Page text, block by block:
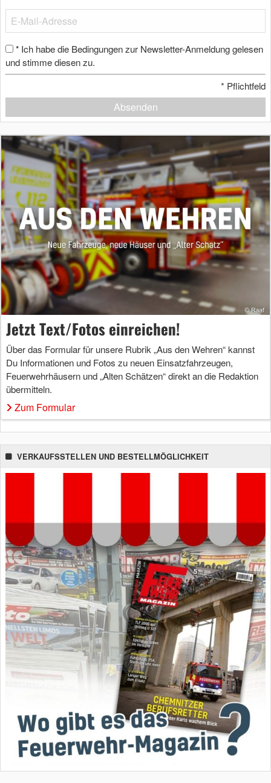
* Ich habe die Bedingungen zur Newsletter-Anmeldung gelesen
und stimme diesen zu.
* Pflichtfeld
Absenden
Jetzt Text/Fotos einreichen!
Über das Formular für unsere Rubrik „Aus den Wehren“ kannst
Du Informationen und Fotos zu neuen Einsatzfahrzeugen,
Feuerwehrhäusern und „Alten Schätzen“ direkt an die Redaktion
übermitteln.
Zum Formular
VERKAUFSSTELLEN UND BESTELLMÖGLICHKEIT